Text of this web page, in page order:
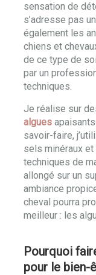
sensation de
s’adresse pas
également les
chiens et
de ce type de
par un
techniques.
Je réalise sur
algues
savoir-faire,
sels minéraux
techniques de
allongé sur un
ambiance
cheval pourra
meilleur : les
Pourquoi
pour le bien-